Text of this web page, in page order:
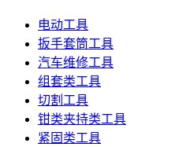
电动工具
扳手套筒工具
汽车维修工具
组套类工具
切割工具
钳类夹持类工具
紧固类工具